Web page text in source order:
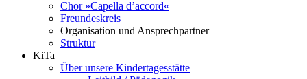
Chor »Capella d’accord«
Freundeskreis
Organisation und Ansprechpartner
Struktur
KiTa
Über unsere Kindertagesstätte